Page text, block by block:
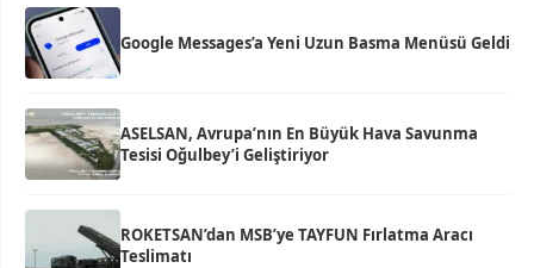
Google Messages’a Yeni Uzun Basma Menüsü Geldi
ASELSAN, Avrupa’nın En Büyük Hava Savunma
Tesisi Oğulbey’i Geliştiriyor
ROKETSAN’dan MSB’ye TAYFUN Fırlatma Aracı
Teslimatı